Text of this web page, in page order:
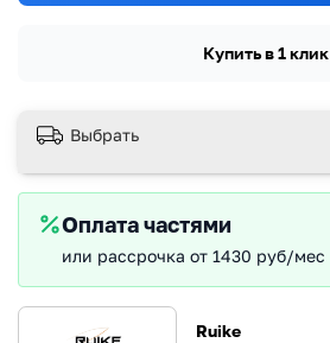
Ruike
Купить в 1 клик
Выбрать
Оплата частями
или рассрочка от 1430 руб/мес